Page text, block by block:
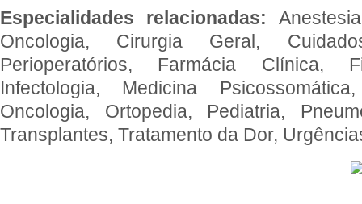
Especialidades relacionadas:
Oncologia, Cirurgia Geral,
Perioperatórios, Farmácia Clínica,
Infectologia, Medicina
Oncologia, Ortopedia, Pediatria,
Transplantes, Tratamento da Dor,